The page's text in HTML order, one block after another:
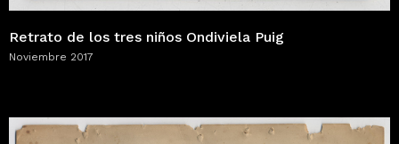
Retrato de los tres niños Ondiviela Puig
Noviembre 2017